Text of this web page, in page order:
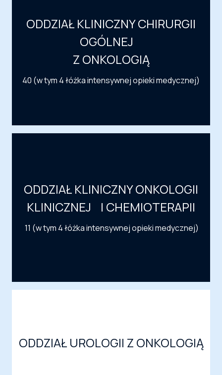
ODDZIAŁ KLINICZNY CHIRURGII
OGÓLNEJ
Z ONKOLOGIĄ
40 (w tym 4 łóżka intensywnej opieki medycznej)
ODDZIAŁ KLINICZNY ONKOLOGII
KLINICZNEJ I CHEMIOTERAPII
11 (w tym 4 łóżka intensywnej opieki medycznej)
ODDZIAŁ UROLOGII Z ONKOLOGIĄ